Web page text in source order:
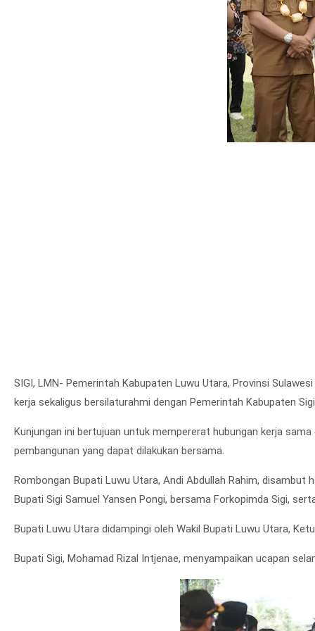
SIGI, LMN- Pemerintah Kabupaten Luwu Utara, Provinsi
kerja sekaligus bersilaturahmi dengan Pemerintah Kabupaten
Kunjungan ini bertujuan untuk mempererat hubungan kerja
pembangunan yang dapat dilakukan bersama.
Rombongan Bupati Luwu Utara, Andi Abdullah Rahim, disambut
Bupati Sigi Samuel Yansen Pongi, bersama Forkopimda Sigi,
Bupati Luwu Utara didampingi oleh Wakil Bupati Luwu Utara,
Bupati Sigi, Mohamad Rizal Intjenae, menyampaikan ucapan